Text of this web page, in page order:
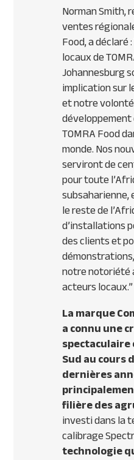
Norman Smith,
ventes
Food, a déclaré :
locaux de
Johannesburg
implication sur
et notre
TOMRA Food
monde. Nos
serviront de
pour toute
subsaharienne,
le reste de
d’installations
des clients et
notre notoriété
acteurs locaux.”
La marque
a connu une
Sud au cours
dernières
filière des
investi dans la
calibrage
technologie